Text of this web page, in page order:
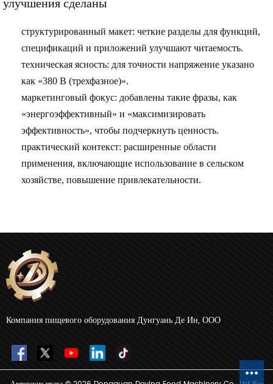
улучшения сделаны
структурированный макет: четкие разделы для функций,
спецификаций и приложений улучшают читаемость.
техническая ясность: для точности напряжение указано
как «380 В (трехфазное)».
маркетинговый фокус: добавлены такие фразы, как
«энергоэффективный» и «максимизировать
эффективность», чтобы подчеркнуть ценность.
практический контекст: расширенные области
применения, включающие использование в сельском
хозяйстве, повышение привлекательности.
Компания пищевого оборудования Дунгуань Де Ин, ООО